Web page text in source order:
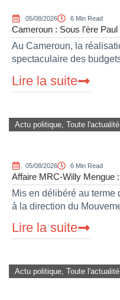
05/08/2026 6 Min Read
Cameroun : Sous l’ère
Au Cameroun, la
spectaculaire des
Lire la suite
Actu politique Toute l'actualité
05/08/2026 6 Min Read
Affaire MRC-Willy Mengue
Mis en délibéré au terme
à la direction du
Lire la suite
Actu politique, Toute l'actualité